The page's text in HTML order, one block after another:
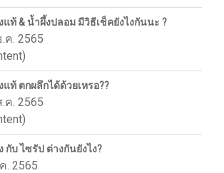
แท้ & น้ำผึ้งปลอม มีวิธีเช็คยังไงกันนะ ?
ค. 2565
แท้ ตกผลึกได้ด้วยเหรอ??
ค. 2565
กับ ไซรัป ต่างกันยังไง?
. 2565